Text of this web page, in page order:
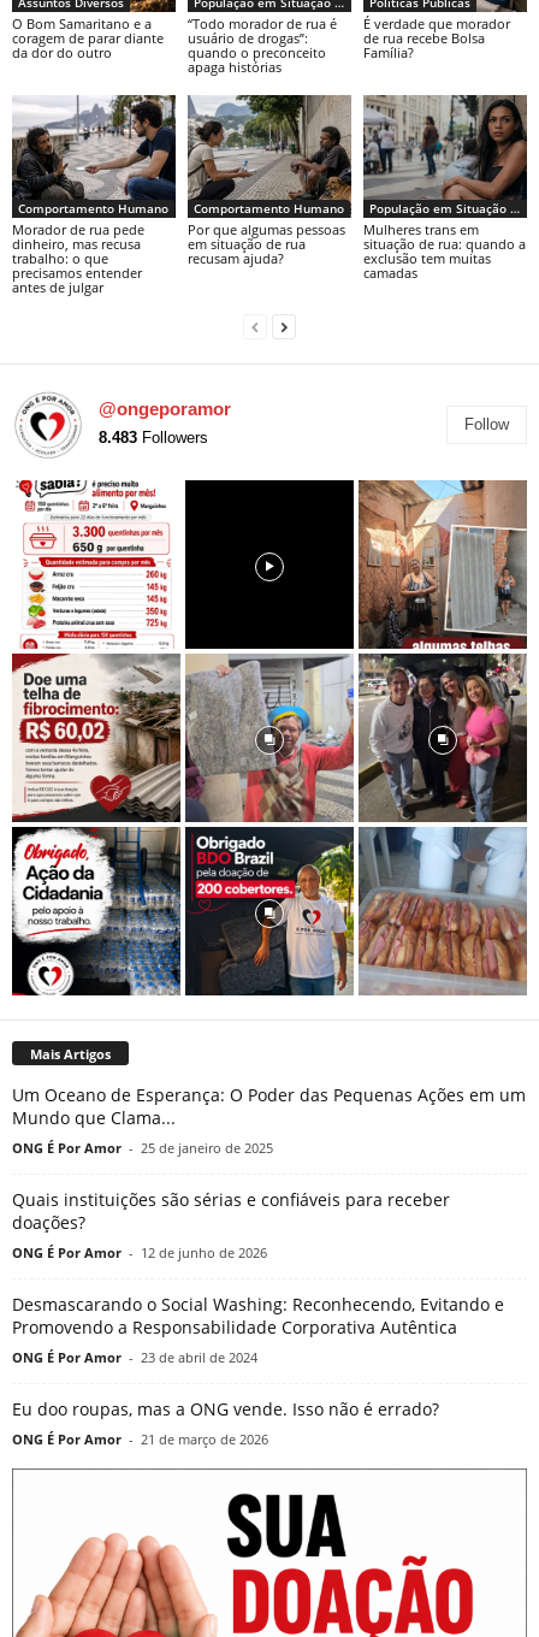
O Bom Samaritano e a
coragem de parar diante
da dor do outro
“Todo morador de rua é
usuário de drogas”:
quando o preconceito
apaga histórias
É verdade que morador
de rua recebe Bolsa
Família?
Comportamento Humano
Morador de rua pede
dinheiro, mas recusa
trabalho: o que
precisamos entender
antes de julgar
Comportamento Humano
Por que algumas pessoas
em situação de rua
recusam ajuda?
População em Situação de Rua
Mulheres trans em
situação de rua: quando a
exclusão tem muitas
camadas
@ongeporamor
8.483 Followers
Follow
Mais Artigos
Um Oceano de Esperança: O Poder das Pequenas Ações em um
Mundo que Clama...
ONG É Por Amor - 25 de janeiro de 2025
Quais instituições são sérias e confiáveis para receber
doações?
ONG É Por Amor - 12 de junho de 2026
Desmascarando o Social Washing: Reconhecendo, Evitando e
Promovendo a Responsabilidade Corporativa Autêntica
ONG É Por Amor - 23 de abril de 2024
Eu doo roupas, mas a ONG vende. Isso não é errado?
ONG É Por Amor - 21 de março de 2026